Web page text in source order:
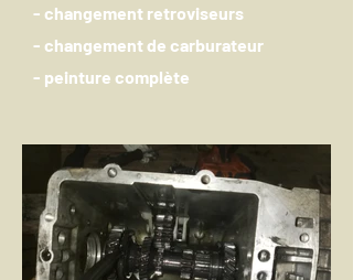
- changement retroviseurs
- changement de carburateur
- peinture complète